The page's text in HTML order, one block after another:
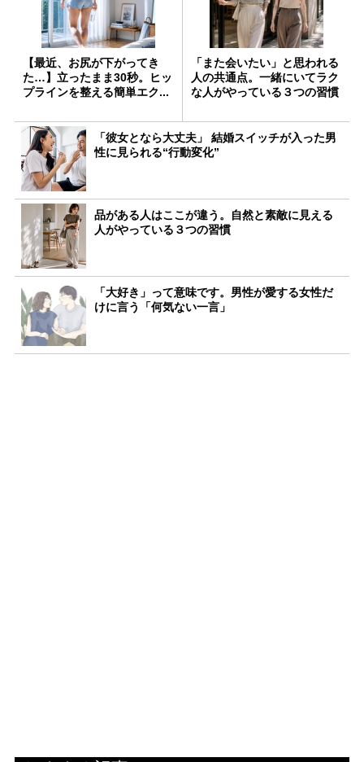
【最近、お尻が下がってき
た…】立ったまま30秒。ヒッ
プラインを整える簡単エク...
「また会いたい」と思われる
人の共通点。一緒にいてラク
な人がやっている３つの習慣
「彼女となら大丈夫」 結婚スイッチが入った男
性に見られる“行動変化”
品がある人はここが違う。自然と素敵に見える
人がやっている３つの習慣
「大好き」って意味です。男性が愛する女性だ
けに言う「何気ない一言」